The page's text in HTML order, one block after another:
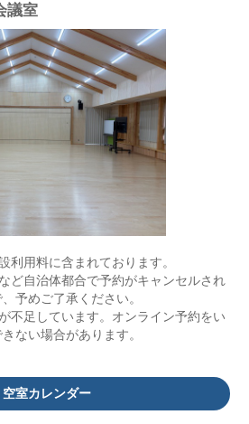
議室
利用料に含まれております。
ど自治体都合で予約がキャンセルされ
予めご了承ください。
不足しています。オンライン予約をい
ない場合があります。
空室カレンダー